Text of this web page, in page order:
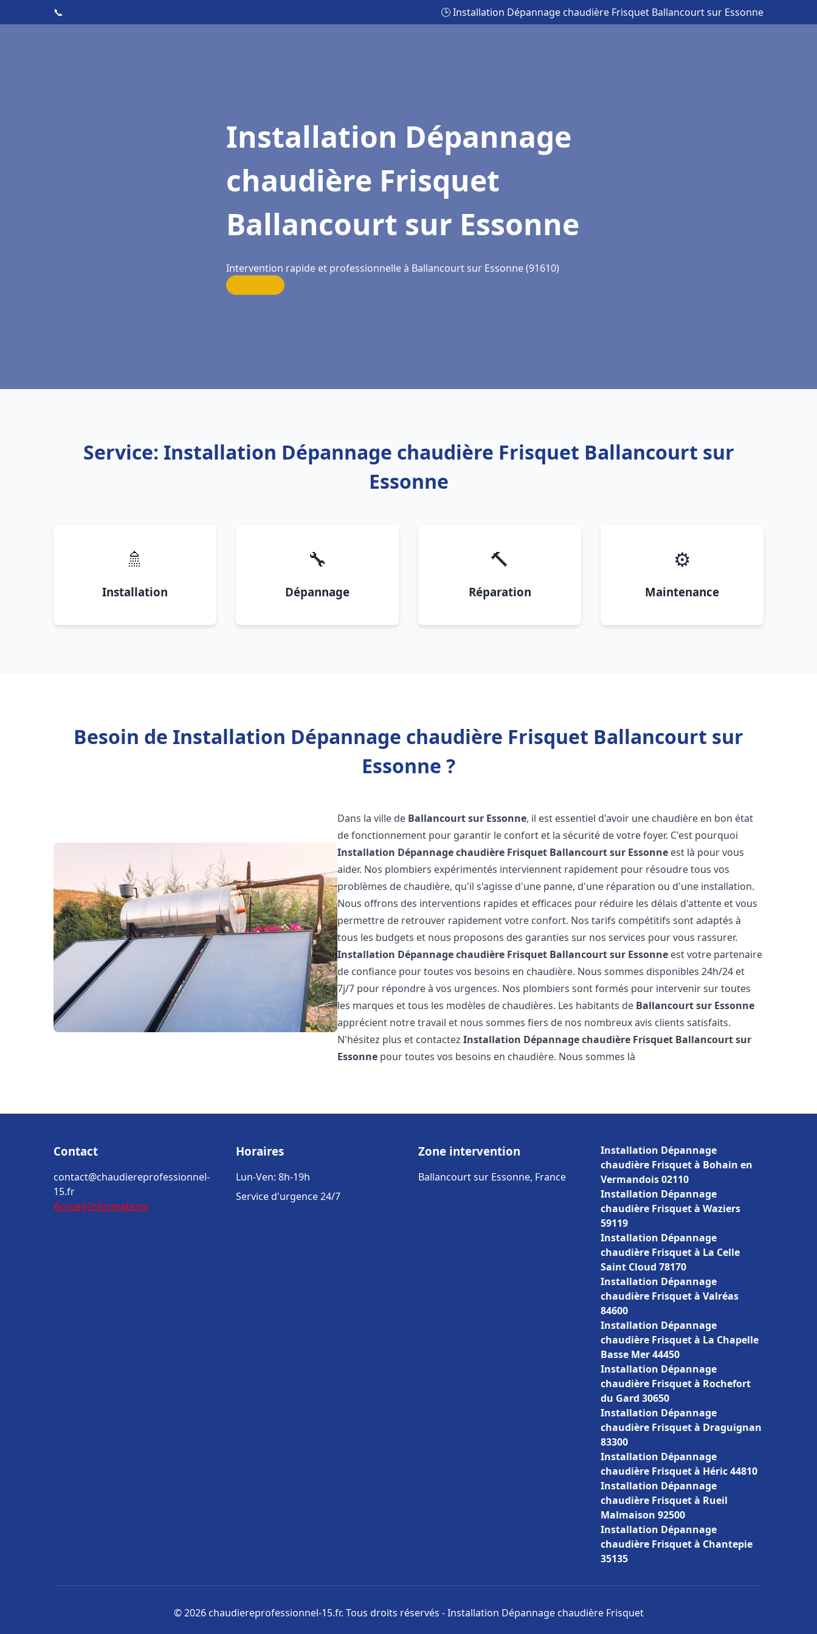
📞 🕒 Installation Dépannage chaudière Frisquet Ballancourt sur Essonne
Installation Dépannage
chaudière Frisquet
Ballancourt sur Essonne
Intervention rapide et professionnelle à Ballancourt sur Essonne (91610)
Service: Installation Dépannage chaudière Frisquet Ballancourt sur
Essonne
🚿
Installation
🔧
Dépannage
🔨
Réparation
⚙️
Maintenance
Besoin de Installation Dépannage chaudière Frisquet Ballancourt sur
Essonne ?
Dans la ville de Ballancourt sur Essonne, il est essentiel d'avoir une chaudière en bon état
de fonctionnement pour garantir le confort et la sécurité de votre foyer. C'est pourquoi
Installation Dépannage chaudière Frisquet Ballancourt sur Essonne est là pour vous
aider. Nos plombiers expérimentés interviennent rapidement pour résoudre tous vos
problèmes de chaudière, qu'il s'agisse d'une panne, d'une réparation ou d'une installation.
Nous offrons des interventions rapides et efficaces pour réduire les délais d'attente et vous
permettre de retrouver rapidement votre confort. Nos tarifs compétitifs sont adaptés à
tous les budgets et nous proposons des garanties sur nos services pour vous rassurer.
Installation Dépannage chaudière Frisquet Ballancourt sur Essonne est votre partenaire
de confiance pour toutes vos besoins en chaudière. Nous sommes disponibles 24h/24 et
7j/7 pour répondre à vos urgences. Nos plombiers sont formés pour intervenir sur toutes
les marques et tous les modèles de chaudières. Les habitants de Ballancourt sur Essonne
apprécient notre travail et nous sommes fiers de nos nombreux avis clients satisfaits.
N'hésitez plus et contactezInstallation Dépannage chaudière Frisquet Ballancourt sur
Essonne pour toutes vos besoins en chaudière. Nous sommes là
Contact
contact@chaudiereprofessionnel-
15.fr
Accueil Informations
Horaires
Lun-Ven: 8h-19h
Service d'urgence 24/7
Zone intervention
Ballancourt sur Essonne, France
Installation Dépannage
chaudière Frisquet à Bohain en
Vermandois 02110
Installation Dépannage
chaudière Frisquet à Waziers
59119
Installation Dépannage
chaudière Frisquet à La Celle
Saint Cloud 78170
Installation Dépannage
chaudière Frisquet à Valréas
84600
Installation Dépannage
chaudière Frisquet à La Chapelle
Basse Mer 44450
Installation Dépannage
chaudière Frisquet à Rochefort
du Gard 30650
Installation Dépannage
chaudière Frisquet à Draguignan
83300
Installation Dépannage
chaudière Frisquet à Héric 44810
Installation Dépannage
chaudière Frisquet à Rueil
Malmaison 92500
Installation Dépannage
chaudière Frisquet à Chantepie
35135
© 2026 chaudiereprofessionnel-15.fr. Tous droits réservés - Installation Dépannage chaudière Frisquet